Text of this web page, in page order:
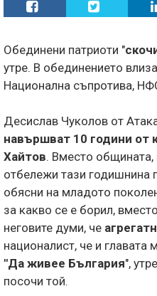
Обединени патриоти "
утре. В обединението
Национална съпротива,
Десислав Чуколов от
навършват 10 години от
Хайтов. Вместо
отбележи тази годишнина
обясни на младото
за какво се е борил,
неговите думи, че
националист, че и
"Да живее България",
посочи той.